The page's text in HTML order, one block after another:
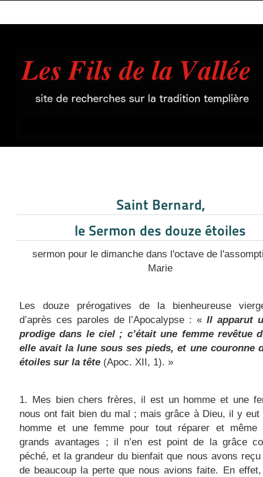
Saint Bernard,
le Sermon des douze étoiles
sermon pour le dimanche dans l'octave de
Marie
Les douze prérogatives de la bienheureuse
d’après ces paroles de l’Apocalypse : «Il apparut
prodige dans le ciel ; c’était une femme revêtue
elle avait la lune sous ses pieds, et une couronne
étoiles sur la tête (Apoc. XII, 1). »
1. Mes bien chers frères, il est un homme et une
nous ont fait bien du mal ; mais grâce à Dieu, il y eut
homme et une femme pour tout réparer et même
grands avantages ; il n’en est point de la grâce
péché, et la grandeur du bienfait que nous avons reçu
de beaucoup la perte que nous avions faite. En